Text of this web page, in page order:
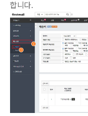
합니다.